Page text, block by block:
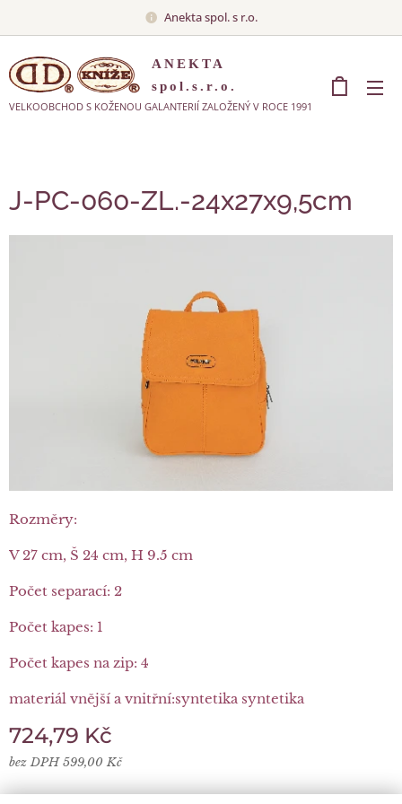
Anekta spol. s r.o.
ANEKTA
spol.s.r.o.
VELKOOBCHOD S KOŽENOU GALANTERIÍ ZALOŽENÝ V ROCE 1991
J-PC-060-ZL.-24x27x9,5cm
Rozměry:
V 27 cm, Š 24 cm, H 9.5 cm
Počet separací: 2
Počet kapes: 1
Počet kapes na zip: 4
materiál vnější a vnitřní:syntetika syntetika
724,79 Kč
bez DPH 599,00 Kč